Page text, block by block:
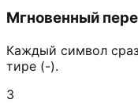
Мгновенный
Каждый символ
тире (-).
3